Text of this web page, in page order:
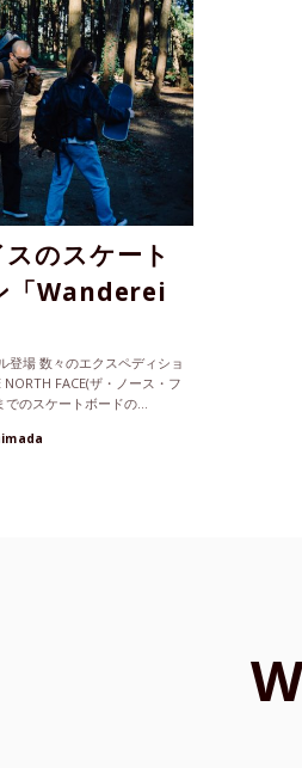
のスケート
「Wanderei
登場 数々のエクスペディショ
FACE(ザ・ノース・フ
のスケートボードの...